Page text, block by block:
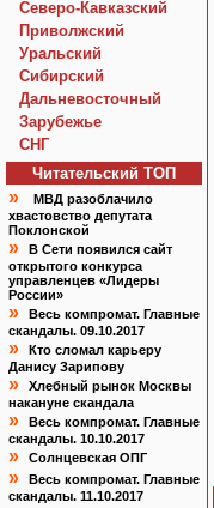
Северо-Кавказский
Приволжский
Уральский
Сибирский
Дальневосточный
Зарубежье
СНГ
Читательский TOП
»
МВД разоблачило
хвастовство депутата
Поклонской
»
В Сети появился сайт
открытого конкурса
управленцев «Лидеры
России»
»
Весь компромат. Главные
скандалы. 09.10.2017
»
Кто сломал карьеру
Данису Зарипову
»
Хлебный рынок Москвы
накануне скандала
»
Весь компромат. Главные
скандалы. 10.10.2017
» Солнцевская ОПГ
»
Весь компромат. Главные
скандалы. 11.10.2017